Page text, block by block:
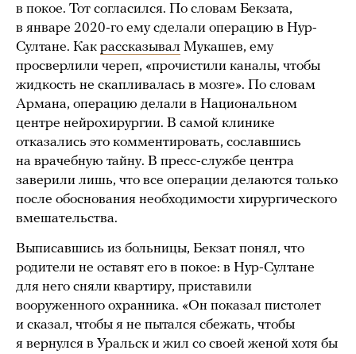
в покое. Тот согласился. По словам Бекзата,
в январе 2020-го ему сделали операцию в Нур-
Султане. Как рассказывал Мукашев, ему
просверлили череп, «прочистили каналы, чтобы
жидкость не скапливалась в мозге». По словам
Армана, операцию делали в Национальном
центре нейрохирургии. В самой клинике
отказались это комментировать, сославшись
на врачебную тайну. В пресс-службе центра
заверили лишь, что все операции делаются только
после обоснования необходимости хирургического
вмешательства.
Выписавшись из больницы, Бекзат понял, что
родители не оставят его в покое: в Нур-Султане
для него сняли квартиру, приставили
вооруженного охранника. «Он показал пистолет
и сказал, чтобы я не пытался сбежать, чтобы
я вернулся в Уральск и жил со своей женой хотя бы